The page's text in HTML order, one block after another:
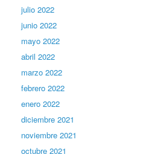
julio 2022
junio 2022
mayo 2022
abril 2022
marzo 2022
febrero 2022
enero 2022
diciembre 2021
noviembre 2021
octubre 2021